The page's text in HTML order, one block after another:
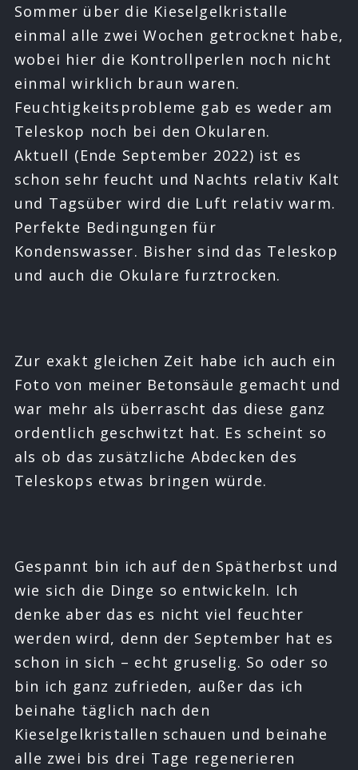
Sommer über die Kieselgelkristalle
einmal alle zwei Wochen getrocknet habe,
wobei hier die Kontrollperlen noch nicht
einmal wirklich braun waren.
Feuchtigkeitsprobleme gab es weder am
Teleskop noch bei den Okularen.
Aktuell (Ende September 2022) ist es
schon sehr feucht und Nachts relativ Kalt
und Tagsüber wird die Luft relativ warm.
Perfekte Bedingungen für
Kondenswasser. Bisher sind das Teleskop
und auch die Okulare furztrocken.
Zur exakt gleichen Zeit habe ich auch ein
Foto von meiner Betonsäule gemacht und
war mehr als überrascht das diese ganz
ordentlich geschwitzt hat. Es scheint so
als ob das zusätzliche Abdecken des
Teleskops etwas bringen würde.
Gespannt bin ich auf den Spätherbst und
wie sich die Dinge so entwickeln. Ich
denke aber das es nicht viel feuchter
werden wird, denn der September hat es
schon in sich – echt gruselig. So oder so
bin ich ganz zufrieden, außer das ich
beinahe täglich nach den
Kieselgelkristallen schauen und beinahe
alle zwei bis drei Tage regenerieren